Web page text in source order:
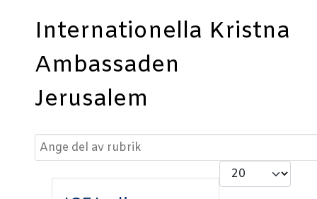
Internationella Kristna
Ambassaden
Jerusalem
Ange del av rubrik
Visa #